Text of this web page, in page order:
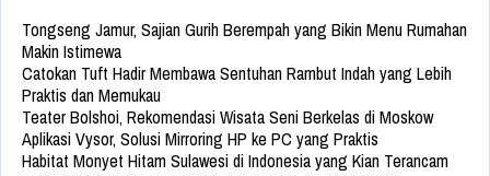
Tongseng Jamur, Sajian Gurih Berempah yang Bikin Menu Rumahan
Makin Istimewa
Catokan Tuft Hadir Membawa Sentuhan Rambut Indah yang Lebih
Praktis dan Memukau
Teater Bolshoi, Rekomendasi Wisata Seni Berkelas di Moskow
Aplikasi Vysor, Solusi Mirroring HP ke PC yang Praktis
Habitat Monyet Hitam Sulawesi di Indonesia yang Kian Terancam